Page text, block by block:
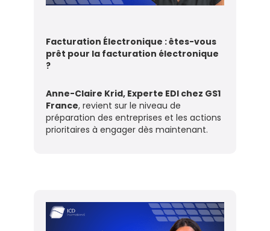
Facturation Électronique : êtes-vous
prêt pour la facturation électronique
?
Anne-Claire Krid, Experte EDI chez GS1
France, revient sur le niveau de
préparation des entreprises et les actions
prioritaires à engager dès maintenant.